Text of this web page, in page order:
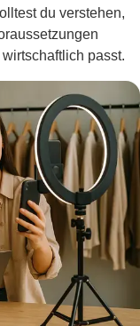
du verstehen,
passt.